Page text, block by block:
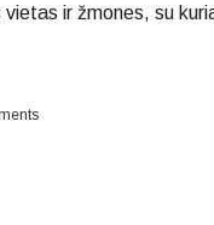
ir žmones, su